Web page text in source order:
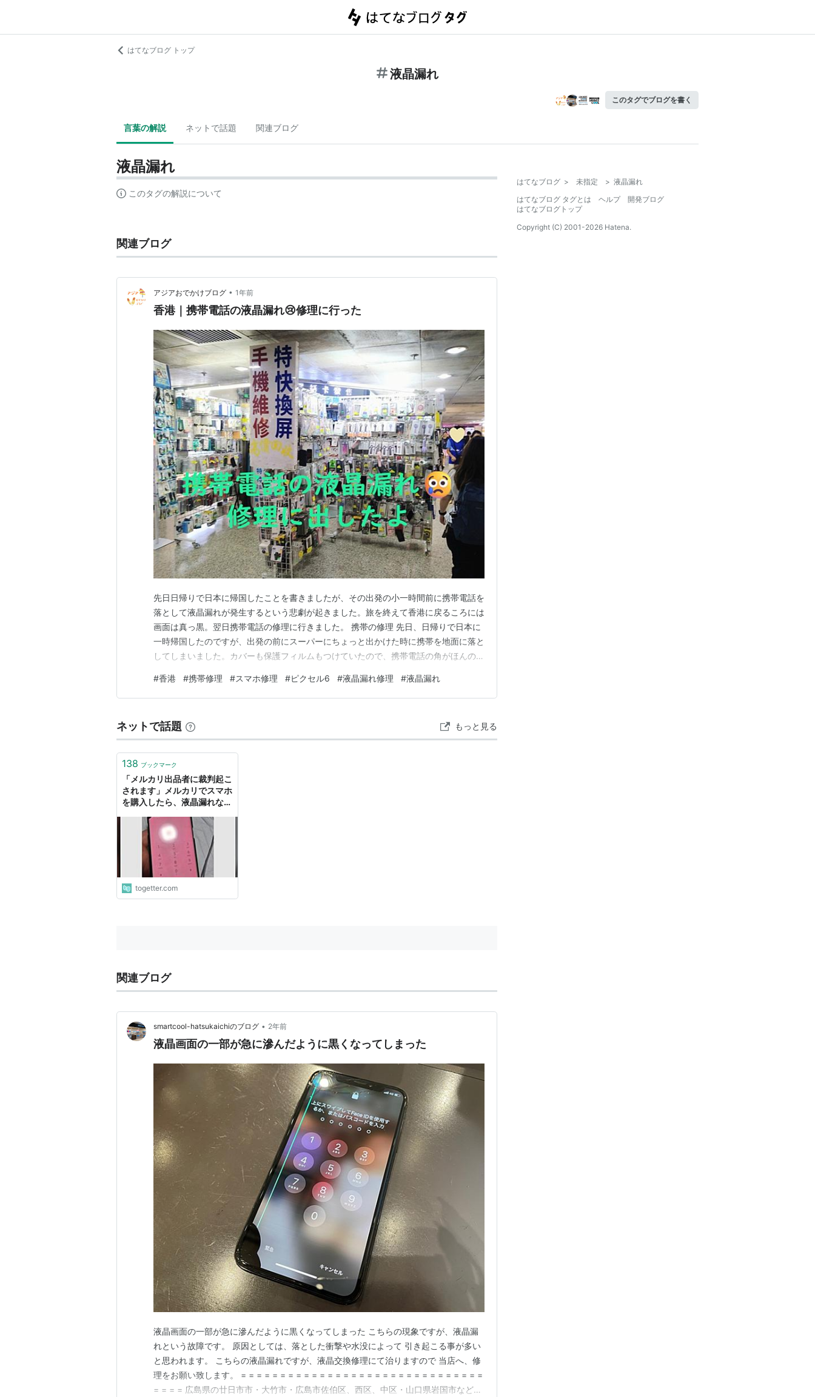
はてなブログ トップ
液晶漏れ
このタグでブログを書く
言葉の解説 ネットで話題 関連ブログ
液晶漏れ
このタグの解説について
関連ブログ
アジアおでかけブログ • 1年前
香港｜携帯電話の液晶漏れ😢修理に行った
先日日帰りで日本に帰国したことを書きましたが、その出発の小一時間前に携帯電話を
落として液晶漏れが発生するという悲劇が起きました。旅を終えて香港に戻るころには
画面は真っ黒。翌日携帯電話の修理に行きました。 携帯の修理 先日、日帰りで日本に
一時帰国したのですが、出発の前にスーパーにちょっと出かけた時に携帯を地面に落と
してしまいました。カバーも保護フィルムもつけていたので、携帯電話の角がほんの少
ていた上に、画面の中央に縦に線がピーっと入り、なんだかいつもとは違う雰囲気に💦
数分経つと、インクが広がっていくように、黒の部分が少…
#香港 #携帯修理 #スマホ修理 #ピクセル6 #液晶漏れ修理 #液晶漏れ
ネットで話題 もっと見る
138 ブックマーク
「メルカリ出品者に裁判起こ
されます」メルカリでスマホ
を購入したら、液晶漏れなど
出品者が即時返品を要求、弁
護士と警察で待っているらし
togetter.com
関連ブログ
smartcool-hatsukaichiのブログ • 2年前
液晶画面の一部が急に滲んだように黒くなってしまった
液晶画面の一部が急に滲んだように黒くなってしまった こちらの現象ですが、液晶漏
れという故障です。 原因としては、落とした衝撃や水没によって 引き起こる事が多い
と思われます。 こちらの液晶漏れですが、液晶交換修理にて治りますので 当店へ、修
理をお願い致します。 = = = = = = = = = = = = = = = = = = = = = = = = = = = = = = =
= = = = 広島県の廿日市市・大竹市・広島市佐伯区、西区、中区・山口県岩国市など多
はてなブログ > 未指定 > 液晶漏れ
はてなブログ タグとは
ヘルプ
開発ブログ
はてなブログトップ
Copyright (C) 2001-2026 Hatena.